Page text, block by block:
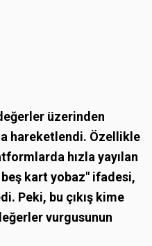
üzerinden
hareketlendi. Özellikle
hızla yayılan
kart yobaz" ifadesi,
Peki, bu çıkış kime
vurgusunun